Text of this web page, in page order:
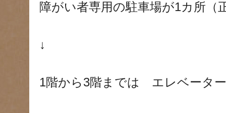
障がい者専用の駐車場が1カ所（
↓
1階から3階までは エレベータ